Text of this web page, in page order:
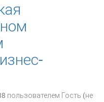
пользователем Гость (не